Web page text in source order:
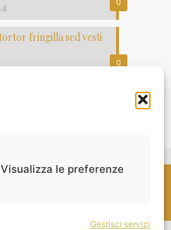
Gestisci servizi
Visualizza le preferenze
0
0
fringilla sed vesti